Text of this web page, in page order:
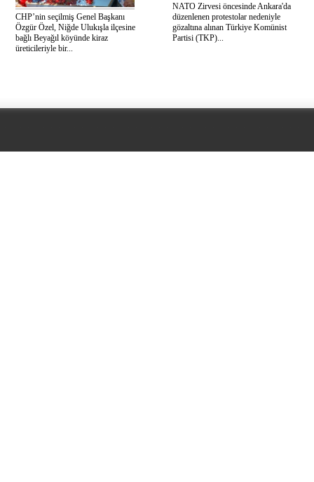
CHP’nin seçilmiş Genel Başkanı
Özgür Özel, Niğde Ulukışla ilçesine
bağlı Beyağıl köyünde kiraz
üreticileriyle bir...
NATO Zirvesi öncesinde Ankara'da
düzenlenen protestolar nedeniyle
gözaltına alınan Türkiye Komünist
Partisi (TKP)...